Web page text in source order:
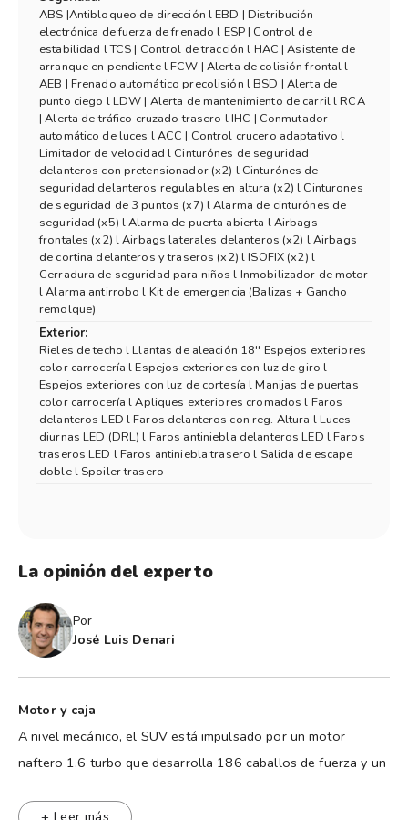
ABS |Antibloqueo de dirección l EBD | Distribución
electrónica de fuerza de frenado l ESP | Control de
estabilidad l TCS | Control de tracción l HAC | Asistente de
arranque en pendiente l FCW | Alerta de colisión frontal l
AEB | Frenado automático precolisión l BSD | Alerta de
punto ciego l LDW | Alerta de mantenimiento de carril l RCA
| Alerta de tráfico cruzado trasero l IHC | Conmutador
automático de luces l ACC | Control crucero adaptativo l
Limitador de velocidad l Cinturónes de seguridad
delanteros con pretensionador (x2) l Cinturónes de
seguridad delanteros regulables en altura (x2) l Cinturones
de seguridad de 3 puntos (x7) l Alarma de cinturónes de
seguridad (x5) l Alarma de puerta abierta l Airbags
frontales (x2) l Airbags laterales delanteros (x2) l Airbags
de cortina delanteros y traseros (x2) l ISOFIX (x2) l
Cerradura de seguridad para niños l Inmobilizador de motor
l Alarma antirrobo l Kit de emergencia (Balizas + Gancho
remolque)
Exterior:
Rieles de techo l Llantas de aleación 18'' Espejos exteriores
color carrocería l Espejos exteriores con luz de giro l
Espejos exteriores con luz de cortesía l Manijas de puertas
color carrocería l Apliques exteriores cromados l Faros
delanteros LED l Faros delanteros con reg. Altura l Luces
diurnas LED (DRL) l Faros antiniebla delanteros LED l Faros
traseros LED l Faros antiniebla trasero l Salida de escape
doble l Spoiler trasero
La opinión del experto
Por
José Luis Denari
Motor y caja
A nivel mecánico, el SUV está impulsado por un motor
naftero 1.6 turbo que desarrolla 186 caballos de fuerza y un
por cadena, y se combina con una transmisión automática de